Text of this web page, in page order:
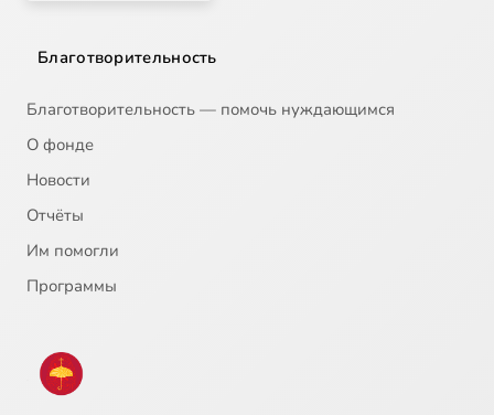
Благотворительность
Благотворительность — помочь нуждающимся
О фонде
Новости
Отчёты
Им помогли
Программы